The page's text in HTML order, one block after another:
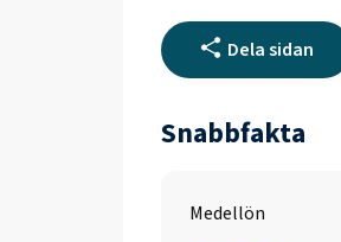
Dela sidan
Snabbfakta
Medellön